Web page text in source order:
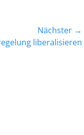
Nächster →
liberalisieren